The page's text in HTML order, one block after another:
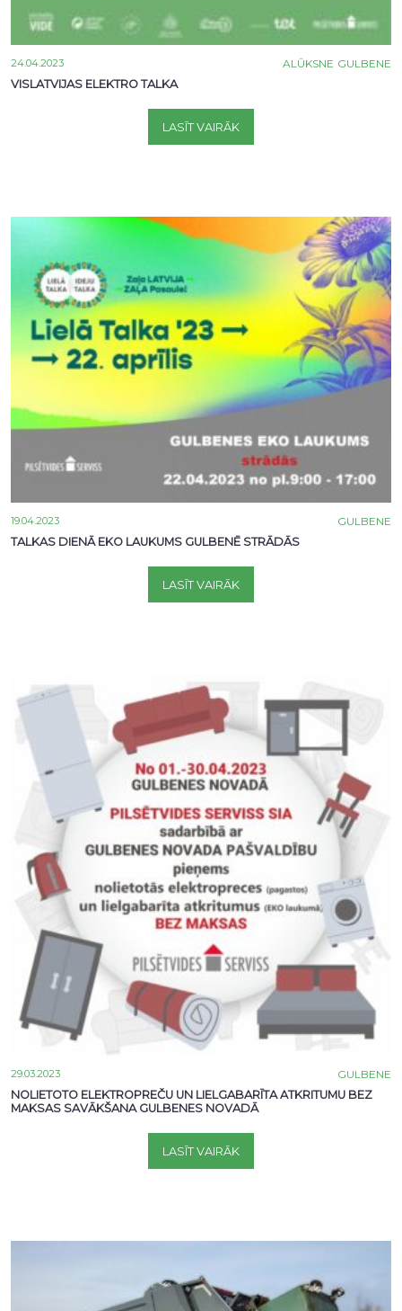
24.04.2023 ALŪKSNE GULBENE
VISLATVIJAS ELEKTRO TALKA
LASĪT VAIRĀK
19.04.2023
GULBENE
TALKAS DIENĀ EKO LAUKUMS GULBENĒ STRĀDĀS
LASĪT VAIRĀK
29.03.2023
GULBENE
NOLIETOTO ELEKTROPREČU UN LIELGABARĪTA ATKRITUMU BEZ
MAKSAS SAVĀKŠANA GULBENES NOVADĀ
LASĪT VAIRĀK